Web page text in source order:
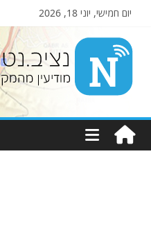
יום חמישי, יוני 18, 2026
Nziv.net
מודיעין
מהמקורות